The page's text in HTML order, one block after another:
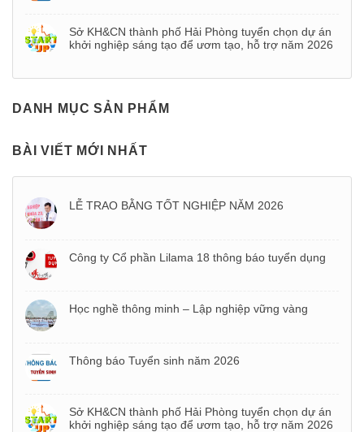
Sở KH&CN thành phố Hải Phòng tuyển chọn dự án
khởi nghiệp sáng tạo để ươm tạo, hỗ trợ năm 2026
DANH MỤC SẢN PHẨM
BÀI VIẾT MỚI NHẤT
LỄ TRAO BẰNG TỐT NGHIỆP NĂM 2026
Công ty Cổ phần Lilama 18 thông báo tuyển dụng
Học nghề thông minh – Lập nghiệp vững vàng
Thông báo Tuyển sinh năm 2026
Sở KH&CN thành phố Hải Phòng tuyển chọn dự án
khởi nghiệp sáng tạo để ươm tạo, hỗ trợ năm 2026